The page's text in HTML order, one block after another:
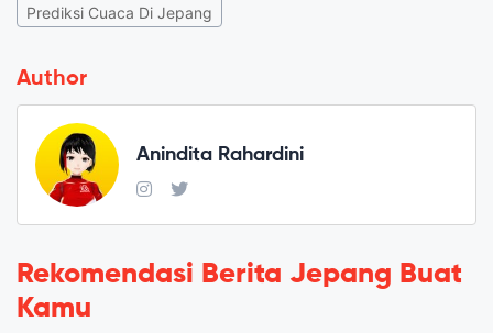
Prediksi Cuaca Di Jepang
Author
Anindita Rahardini
Rekomendasi Berita Jepang Buat
Kamu